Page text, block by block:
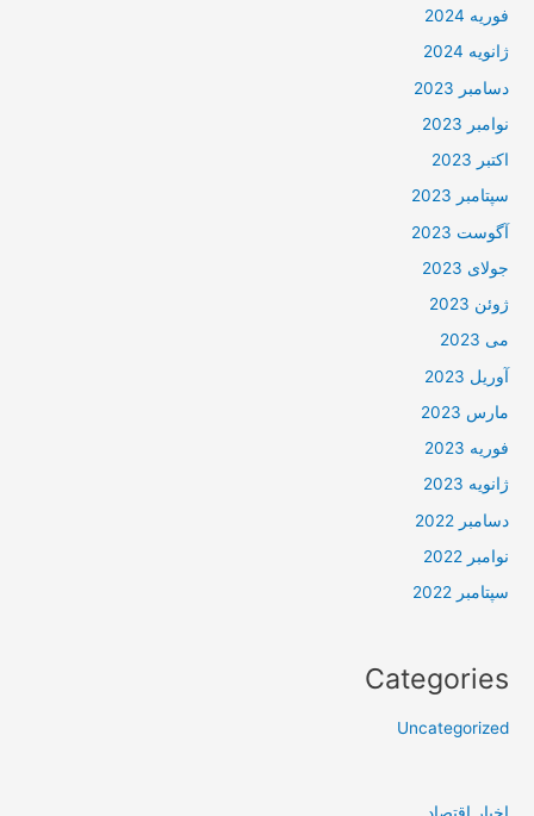
فوریه 2024
ژانویه 2024
دسامبر 2023
نوامبر 2023
اکتبر 2023
سپتامبر 2023
آگوست 2023
جولای 2023
ژوئن 2023
می 2023
آوریل 2023
مارس 2023
فوریه 2023
ژانویه 2023
دسامبر 2022
نوامبر 2022
سپتامبر 2022
Categories
Uncategorized